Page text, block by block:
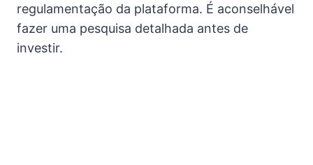
regulamentação da plataforma. É aconselhável
fazer uma pesquisa detalhada antes de
investir.